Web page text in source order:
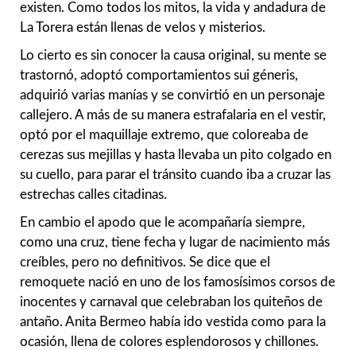
existen. Como todos los mitos, la vida y andadura de
La Torera están llenas de velos y misterios.
Lo cierto es sin conocer la causa original, su mente se
trastornó, adoptó comportamientos sui géneris,
adquirió varias manías y se convirtió en un personaje
callejero. A más de su manera estrafalaria en el vestir,
optó por el maquillaje extremo, que coloreaba de
cerezas sus mejillas y hasta llevaba un pito colgado en
su cuello, para parar el tránsito cuando iba a cruzar las
estrechas calles citadinas.
En cambio el apodo que le acompañaría siempre,
como una cruz, tiene fecha y lugar de nacimiento más
creíbles, pero no definitivos. Se dice que el
remoquete nació en uno de los famosísimos corsos de
inocentes y carnaval que celebraban los quiteños de
antaño. Anita Bermeo había ido vestida como para la
ocasión, llena de colores esplendorosos y chillones.